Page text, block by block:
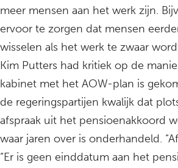
meer mensen aan het werk zijn.
ervoor te zorgen dat mensen
wisselen als het werk te zwaar
Kim Putters had kritiek op de
kabinet met het AOW-plan is
de regeringspartijen kwalijk dat
afspraak uit het pensioenakkoord
waar jaren over is onderhandeld.
“Er is geen einddatum aan het